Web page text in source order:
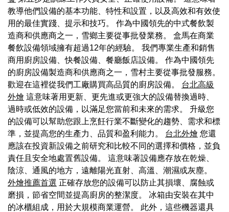
教導他們設備的基本功能、特性和設置，以及高效和有效使
用的最佳實踐、提示和技巧。 作為中國領先的中式餐飲製
造商和供應商之一，雪鄉主要從事批發業務。 盒馬在商業
餐飲設備領域擁有超過12年的經驗。 我們專業生產和銷售
商用廚房設備、快餐設備、餐廳飯店設備。 作為中國領先
的廚房設備製造商和供應商之一，雪村主要從事批發服務。
歡迎在這裡從我們工廠購買高品質的廚房設備。 台北高級
外燴 這意味著用更新、更先進或更強大的設備替換過時、
過時或低效的設備，以滿足您當前和未來的需求。 升級您
的設備可以幫助您跟上烹飪行業不斷變化的趨勢、需求和標
準，並提高您的生產力、品質和盈利能力。 台北外燴 您還
應該在投資新設備之前研究和比較不同的選擇和價格，並負
責任且安全地處置舊設備。 這意味著設備應存放在乾燥、
陰涼、通風的地方，遠離陽光直射、高溫、潮濕或灰塵。
外燴推薦首選 正確存放您的設備可以防止其損壞、腐蝕或
磨損，節省空間並提高廚房的整潔度。 冰箱由安裝在其中
的冰櫃組成，用於大規模商業運營。 此外，這些機器還具